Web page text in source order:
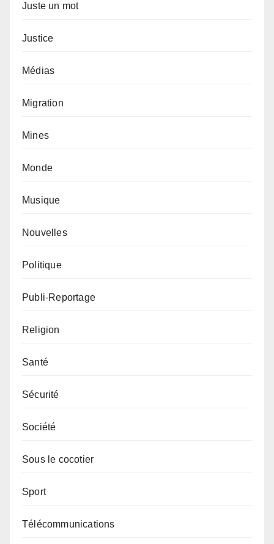
Juste un mot
Justice
Médias
Migration
Mines
Monde
Musique
Nouvelles
Politique
Publi-Reportage
Religion
Santé
Sécurité
Société
Sous le cocotier
Sport
Télécommunications